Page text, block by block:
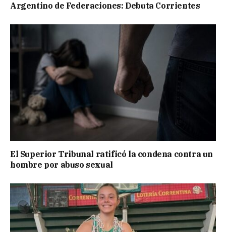
Argentino de Federaciones: Debuta Corrientes
El Superior Tribunal ratificó la condena contra un
hombre por abuso sexual